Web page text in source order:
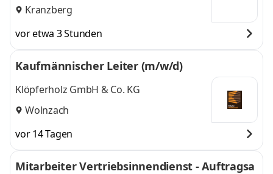
Kranzberg
vor etwa 3 Stunden
Kaufmännischer Leiter (m/w/d)
Klöpferholz GmbH & Co. KG
Wolnzach
vor 14 Tagen
Mitarbeiter Vertriebsinnendienst - Auftragsa